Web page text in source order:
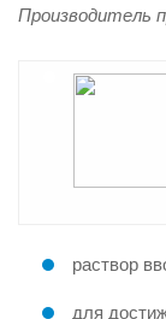
Производитель
раствор
для